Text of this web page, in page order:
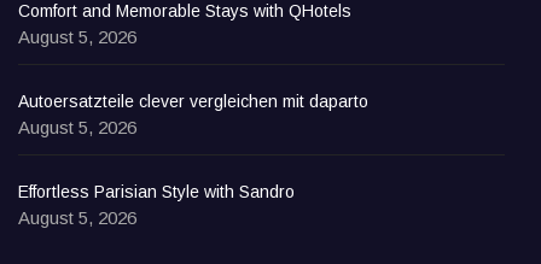
Comfort and Memorable Stays with QHotels
August 5, 2026
Autoersatzteile clever vergleichen mit daparto
August 5, 2026
Effortless Parisian Style with Sandro
August 5, 2026